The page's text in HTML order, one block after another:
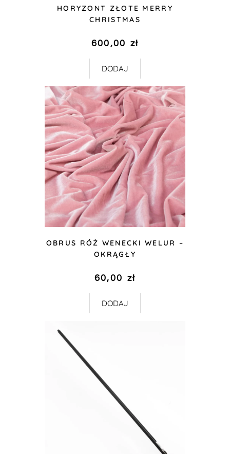
HORYZONT ZŁOTE MERRY
CHRISTMAS
600,00 zł
DODAJ
OBRUS RÓŻ WENECKI WELUR –
OKRĄGŁY
60,00 zł
DODAJ